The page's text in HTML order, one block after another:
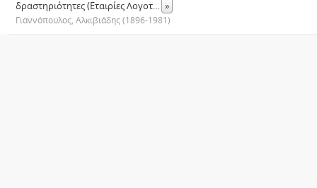
δραστηριότητες (Εταιρίες Λογοτ... »
Γιαννόπουλος, Αλκιβιάδης (1896-1981)